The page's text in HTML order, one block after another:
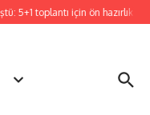
5+1 toplantı için ön hazırlık